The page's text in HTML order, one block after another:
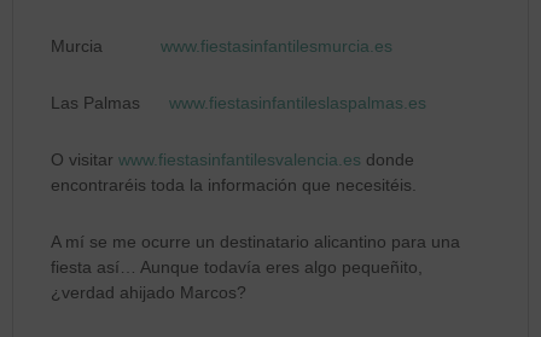
Murciawww.fiestasinfantilesmurcia.es
Las Palmaswww.fiestasinfantileslaspalmas.es
O visitarwww.fiestasinfantilesvalencia.es donde
encontraréis toda la información que necesitéis.
A mí se me ocurre un destinatario alicantino para una
fiesta así… Aunque todavía eres algo pequeñito,
¿verdad ahijado Marcos?